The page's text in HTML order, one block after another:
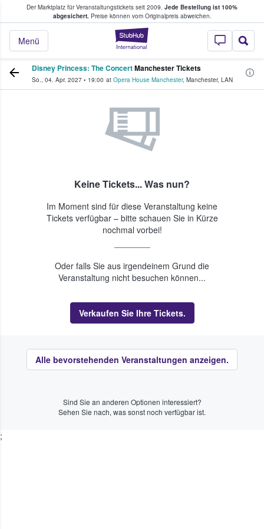
Der Marktplatz für Veranstaltungstickets seit 2009. Jede Bestellung ist 100%
abgesichert.Preise können vom Originalpreis abweichen.
StubHub - Wo
Menü
Tickets kaufen & verkaufen
Disney Princess: The ConcertManchester Tickets
So., 04. Apr. 2027 • 19:00 at Opera House Manchester, Manchester, LAN
Keine Tickets... Was nun?
Im Moment sind für diese Veranstaltung keine
Tickets verfügbar – bitte schauen Sie in Kürze
nochmal vorbei!
Oder falls Sie aus irgendeinem Grund die
Veranstaltung nicht besuchen können...
Verkaufen Sie Ihre Tickets.
Alle bevorstehenden Veranstaltungen anzeigen.
Sind Sie an anderen Optionen interessiert?
Sehen Sie nach, was sonst noch verfügbar ist.
;